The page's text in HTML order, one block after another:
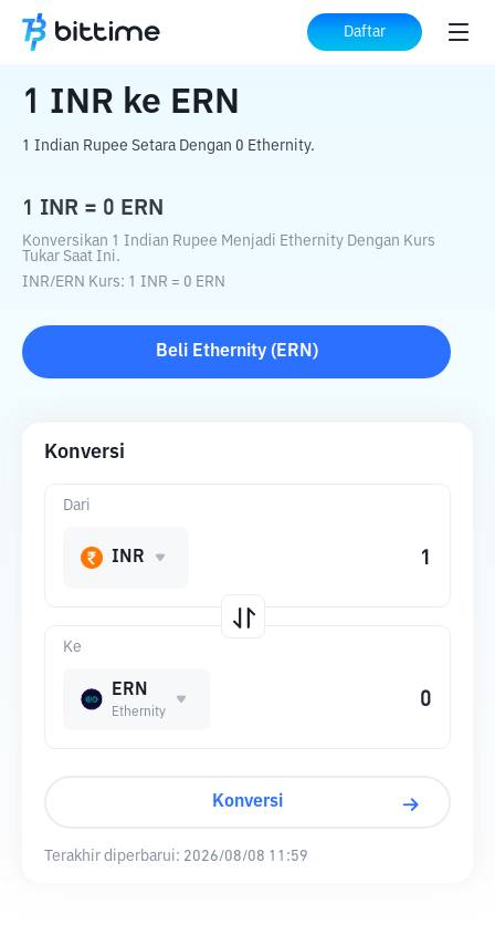
Daftar
Beranda Konverter Kripto ke ERN
1 INR ke ERN
1 Indian Rupee Setara Dengan 0 Ethernity.
1 INR = 0 ERN
Konversikan 1 Indian Rupee Menjadi Ethernity Dengan Kurs
Tukar Saat Ini.
INR/ERN Kurs: 1 INR = 0 ERN
Beli Ethernity( ERN )
Konversi
Ke
ERN
Ethernity
Dari
INR
Konversi
Terakhir diperbarui: 2026/08/08 11:59